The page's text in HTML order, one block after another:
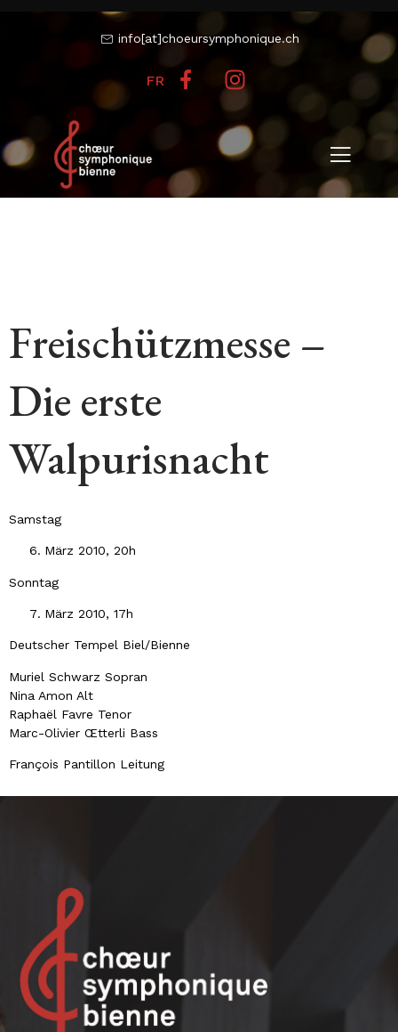
info[at]choeursymphonique.ch
FR
Freischützmesse –
Die erste
Walpurisnacht
Samstag
März 2010, 20h
Sonntag
März 2010, 17h
Deutscher Tempel Biel/Bienne
Muriel Schwarz Sopran
Nina Amon Alt
Raphaël Favre Tenor
Marc-Olivier Œtterli Bass
François Pantillon Leitung